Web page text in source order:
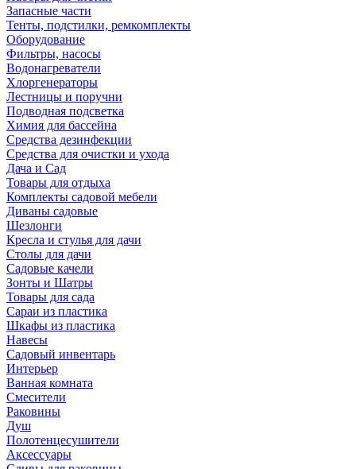
Запасные части
Тенты, подстилки, ремкомплекты
Оборудование
Фильтры, насосы
Водонагреватели
Хлоргенераторы
Лестницы и поручни
Подводная подсветка
Химия для бассейна
Средства дезинфекции
Средства для очистки и ухода
Дача и Сад
Товары для отдыха
Комплекты садовой мебели
Диваны садовые
Шезлонги
Кресла и стулья для дачи
Столы для дачи
Садовые качели
Зонты и Шатры
Товары для сада
Сараи из пластика
Шкафы из пластика
Навесы
Садовый инвентарь
Интерьер
Ванная комната
Смесители
Раковины
Душ
Полотенцесушители
Аксессуары